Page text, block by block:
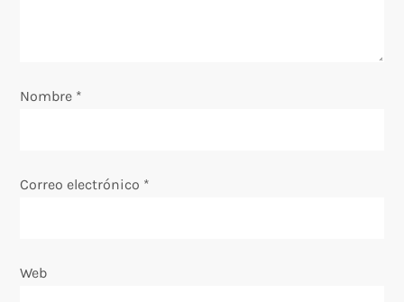
Nombre *
Correo electrónico *
Web